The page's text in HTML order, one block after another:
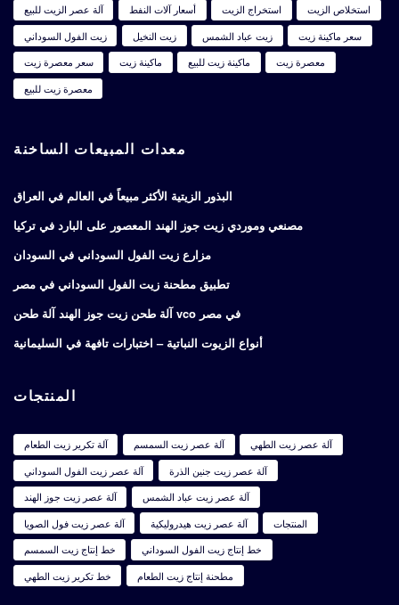
آلة عصر الزيت للبيع
أسعار آلات النفط استخراج الزيت
استخلاص الزيت
زيت الفول السوداني
زيت النخيل زيت عباد الشمس
سعر ماكينة زيت
سعر معصرة زيت
ماكينة زيت ماكينة زيت للبيع
معصرة زيت
معصرة زيت للبيع
معدات المبيعات الساخنة
البذور الزيتية الأكثر مبيعاً في العالم في العراق
مصنعي وموردي زيت جوز الهند المعصور على البارد في تركيا
مزارع زيت الفول السوداني في السودان
تطبيق مطحنة زيت الفول السوداني في مصر
آلة طحن زيت جوز الهند آلة طحن vco في مصر
أنواع الزيوت النباتية – اختبارات تافهة في السليمانية
المنتجات
آلة تكرير زيت الطعام آلة عصر زيت السمسم
آلة عصر زيت الطهي
آلة عصر زيت الفول السوداني
آلة عصر زيت جنين الذرة
آلة عصر زيت جوز الهند
آلة عصر زيت عباد الشمس
آلة عصر زيت فول الصويا
آلة عصر زيت هيدروليكية
المنتجات
خط إنتاج زيت السمسم
خط إنتاج زيت الفول السوداني
خط تكرير زيت الطهي
مطحنة إنتاج زيت الطعام